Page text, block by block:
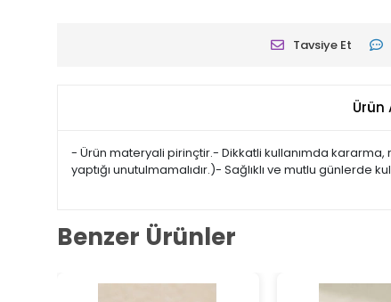
Tavsiye Et
Ürün
- Ürün materyali pirinçtir.- Dikkatli kullanımda
yaptığı unutulmamalıdır.)- Sağlıklı ve mutlu günlerde
Benzer Ürünler